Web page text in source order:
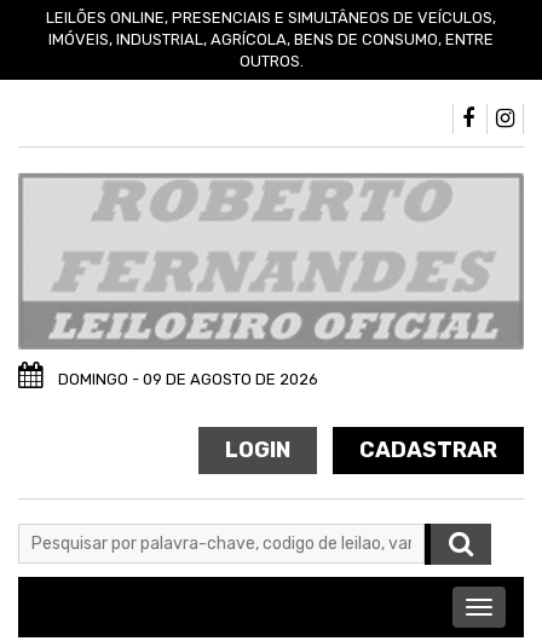
LEILÕES ONLINE, PRESENCIAIS E SIMULTÂNEOS DE VEÍCULOS,
IMÓVEIS, INDUSTRIAL, AGRÍCOLA, BENS DE CONSUMO, ENTRE
OUTROS.
DOMINGO - 09 DE AGOSTO DE 2026
LOGIN CADASTRAR
Abrir
menu